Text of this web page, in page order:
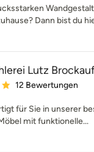
Dann bist du
Lutz
Bewertung: 4.9 von 5
12 Bewertungen
für Sie in unserer
mit funktionelle...